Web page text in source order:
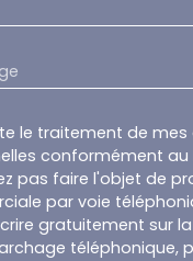
le traitement de mes
conformément au
pas faire l'objet de
par voie
gratuitement sur
téléphonique,